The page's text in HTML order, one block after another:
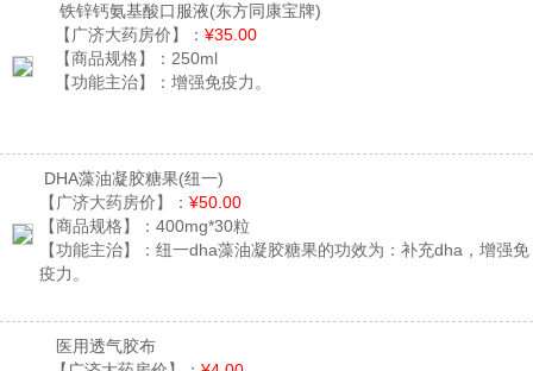
铁锌钙氨基酸口服液(东方同康宝牌)
【广济大药房价】： ¥35.00
【商品规格】： 250ml
【功能主治】： 增强免疫力。
DHA藻油凝胶糖果(纽一)
【广济大药房价】： ¥50.00
【商品规格】： 400mg*30粒
【功能主治】： 纽一dha藻油凝胶糖果的功效为：补充dha，增强免
疫力。
医用透气胶布